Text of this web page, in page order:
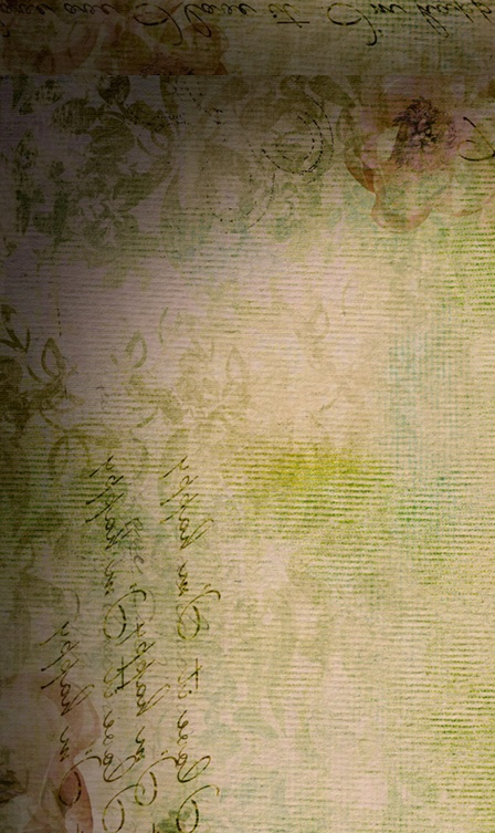
occhiata alle pagine con testo scorrevole che volevo
e magicamente funziona tutto come prima , compreso
stelline che scendono sulle immagini .....è un caso che
sappia ....? io non trovo nulla a riguardo, ma credo
le pagine online . Buonissima giornata
ૡScritto in Home
ૡPenelope♥ ~ 04/04/2026 17:38:15
Grazie infinite Bibi e Krault un abbraccio forte forte
Pasqua a voi e a tutti gli amici del telaio
ૡScritto inHome
Krautl~04/04/2026 09:53:12
Frohe Ostern
ૡScritto inCommenti telaio...